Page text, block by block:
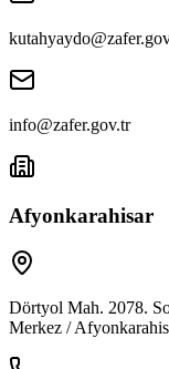
info@zafer.gov.tr
Afyonkarahisar
Dörtyol Mah. 2078.
Merkez /